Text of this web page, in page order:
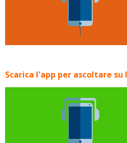
Scarica l'app per ascoltare su